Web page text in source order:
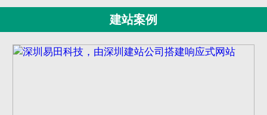
建站案例